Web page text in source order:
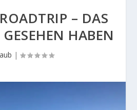
– DAS
HABEN
|